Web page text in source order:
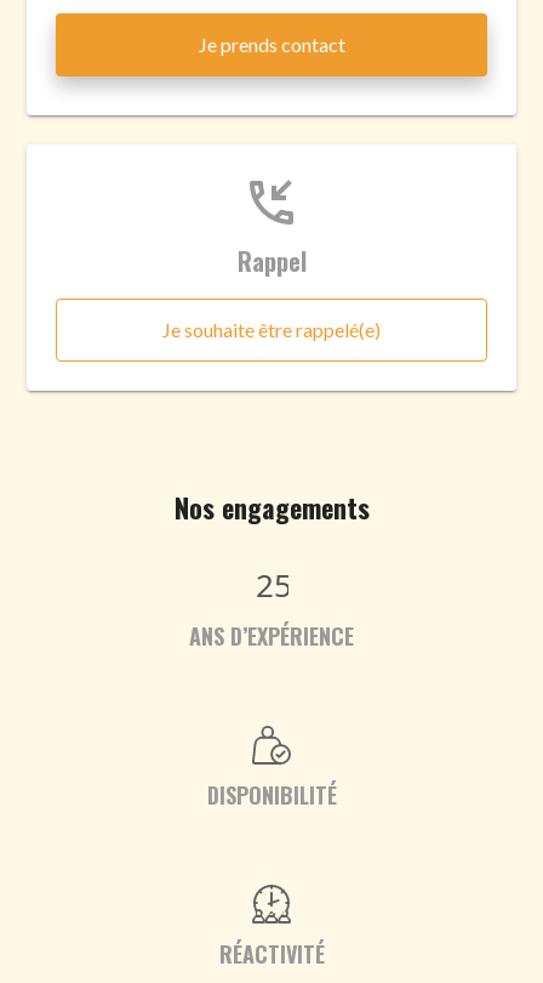
Je prends contact
phone_callback
Rappel
Je souhaite être rappelé(e)
Nos engagements
25
ANS D’EXPÉRIENCE
DISPONIBILITÉ
RÉACTIVITÉ